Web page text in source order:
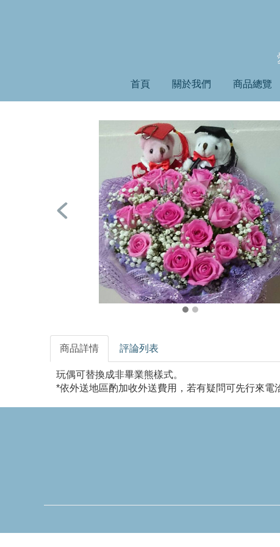
首頁 關於我們 商品總覽
商品詳情 評論列表
玩偶可替換成非畢業熊樣式。
*依外送地區酌加收外送費用，若有疑問可先行來電